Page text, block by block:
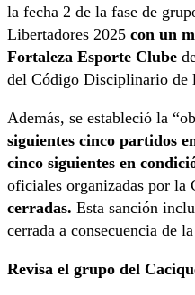
la fecha 2 de la fase de
Libertadores 2025 con un
Fortaleza Esporte Clube
del Código Disciplinario de
Además, se estableció la
siguientes cinco partidos
cinco siguientes en
oficiales organizadas por la
cerradas. Esta sanción
cerrada a consecuencia de
Revisa el grupo del